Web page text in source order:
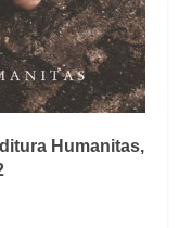
Humanitas,